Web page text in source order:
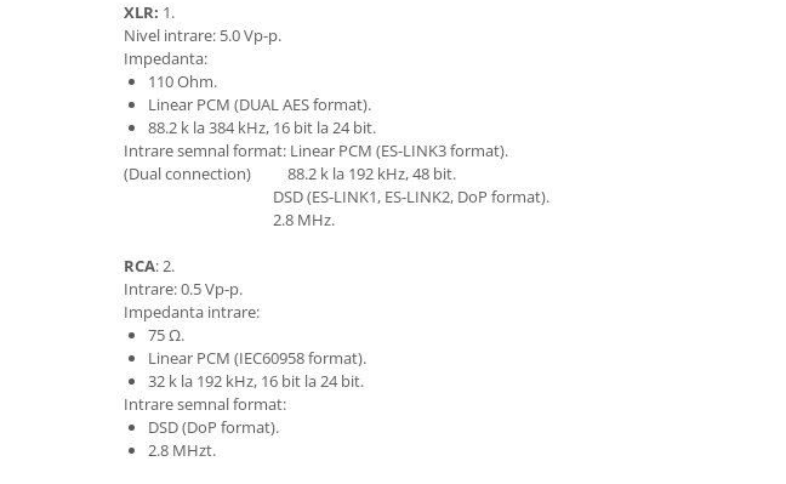
XLR: 1.
Nivel intrare: 5.0 Vp-p.
Impedanta:
110 Ohm.
Linear PCM (DUAL AES format).
88.2 k la 384 kHz, 16 bit la 24 bit.
Intrare semnal format: Linear PCM (ES-LINK3 format).
(Dual connection) 88.2 k la 192 kHz, 48 bit.
DSD (ES-LINK1, ES-LINK2, DoP format).
2.8 MHz.
RCA: 2.
Intrare: 0.5 Vp-p.
Impedanta intrare:
75 Ω.
Linear PCM (IEC60958 format).
32 k la 192 kHz, 16 bit la 24 bit.
Intrare semnal format:
DSD (DoP format).
2.8 MHzt.